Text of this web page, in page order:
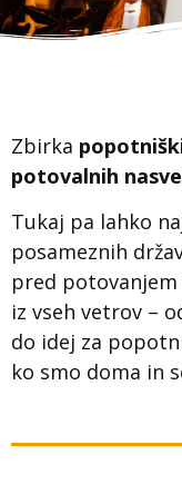
Zbirka
potovalnih
Tukaj pa lahko
posameznih
pred
iz vseh vetrov –
do idej za
ko smo doma in